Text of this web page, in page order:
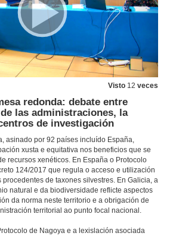
Visto 12 veces
redonda: debate entre
las administraciones, la
de investigación
asinado por 92 países incluído España,
xusta e equitativa nos beneficios que se
recursos xenéticos. En España o Protocolo
124/2017 que regula o acceso e utilización
de taxones silvestres. En Galicia, a
natural e da biodiversidade reflicte aspectos
da norma neste territorio e a obrigación de
territorial ao punto focal nacional.
de Nagoya e a lexislación asociada
Intervención de Paloma Rueda, Directora de CETMAR
Benvida e presentación da xornada